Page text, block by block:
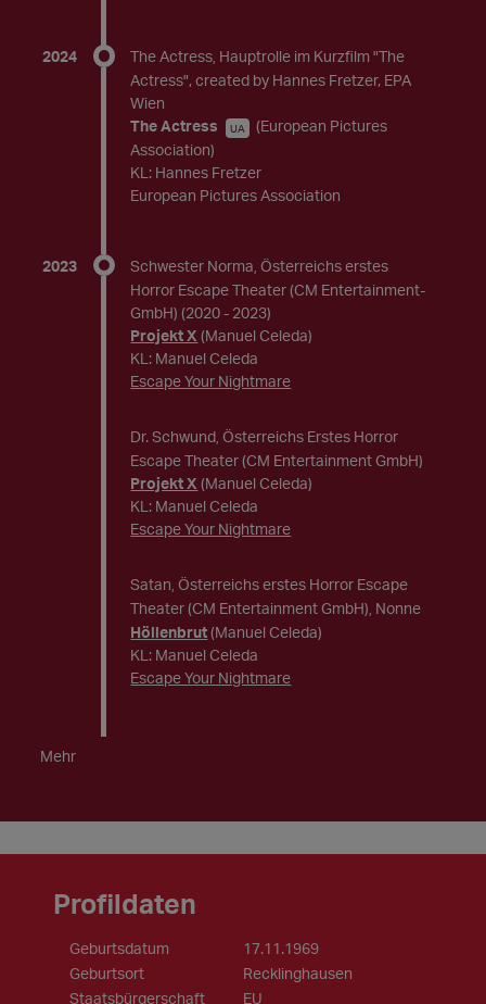
2024 The Actress, Hauptrolle im Kurzfilm "The
Actress", created by Hannes Fretzer, EPA
Wien
The Actress
UA
(European Pictures
Association)
KL: Hannes Fretzer
European Pictures Association
2023 Schwester Norma Österreichs erstes
Horror Escape Theater (CM Entertainment-
GmbH) (2020 - 2023)
Projekt X (Manuel Celeda)
KL: Manuel Celeda
Escape Your Nightmare
Dr. Schwund Österreichs Erstes Horror
Escape Theater (CM Entertainment GmbH)
Projekt X (Manuel Celeda)
KL: Manuel Celeda
Escape Your Nightmare
Satan Österreichs erstes Horror Escape
Theater (CM Entertainment GmbH) Nonne
Höllenbrut (Manuel Celeda)
KL: Manuel Celeda
Escape Your Nightmare
Mehr
Profildaten
Geburtsdatum
17.11.1969
Geburtsort
Recklinghausen
Staatsbürgerschaft
EU